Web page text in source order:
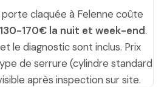
claquée à Felenne coûte
130-170€ la nuit et week-end.
le diagnostic sont inclus. Prix
de serrure (cylindre standard
après inspection sur site.